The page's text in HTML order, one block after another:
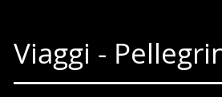
Viaggi -